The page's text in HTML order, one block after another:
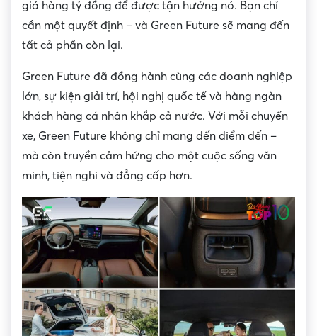
giá hàng tỷ đồng để được tận hưởng nó. Bạn chỉ
cần một quyết định – và Green Future sẽ mang đến
tất cả phần còn lại.
Green Future đã đồng hành cùng các doanh nghiệp
lớn, sự kiện giải trí, hội nghị quốc tế và hàng ngàn
khách hàng cá nhân khắp cả nước. Với mỗi chuyến
xe, Green Future không chỉ mang đến điểm đến –
mà còn truyền cảm hứng cho một cuộc sống văn
minh, tiện nghi và đẳng cấp hơn.